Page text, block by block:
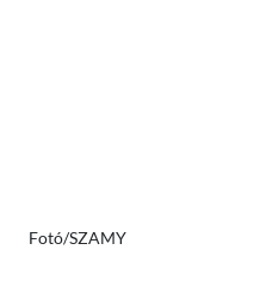
Fotó/SZAMY